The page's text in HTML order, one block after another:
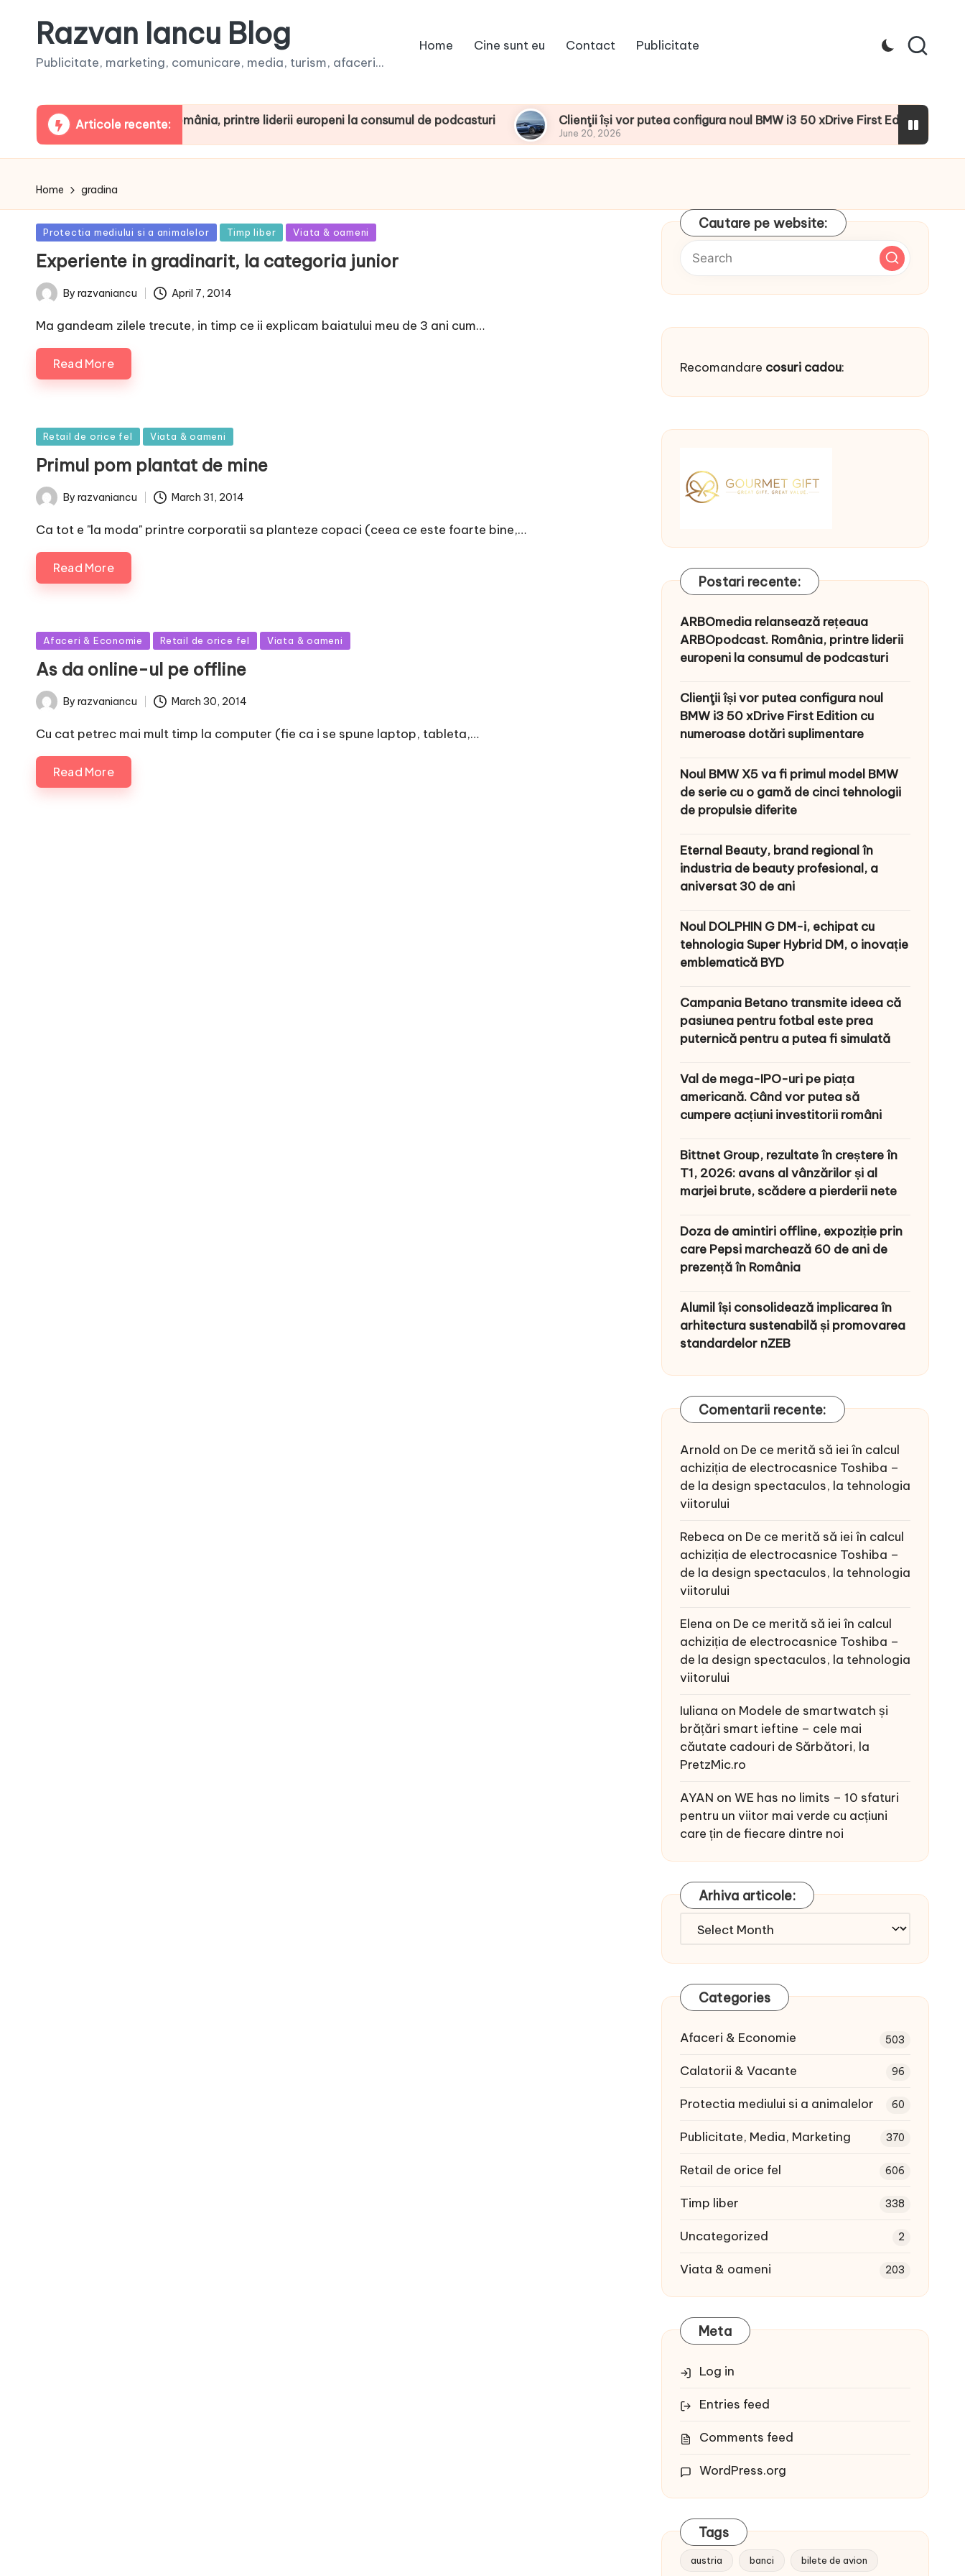
Razvan Iancu Blog
Publicitate, marketing, comunicare, media, turism, afaceri...
Home Cine sunt eu Contact Publicitate
Articole recente:
ARBOpodcast. România, printre liderii europeni la consumul de podcasturi Clienţii își vor putea configura noul BMW i3 50 xDrive First Edition cu numeroase
June 20, 2026
Home gradina
Posted
in
Protectia mediului si a animalelor Timp liber Viata & oameni
Experiente in gradinarit, la categoria junior
PostedBy razvaniancu April 7, 2014
Ma gandeam zilele trecute, in timp ce ii explicam baiatului meu de 3 ani cum…
Read More
Posted
in
Retail de orice fel Viata & oameni
Primul pom plantat de mine
PostedBy razvaniancu March 31, 2014
Ca tot e "la moda" printre corporatii sa planteze copaci (ceea ce este foarte bine,…
Read More
Posted
in
Afaceri & Economie Retail de orice fel Viata & oameni
As da online-ul pe offline
PostedBy razvaniancu March 30, 2014
Cu cat petrec mai mult timp la computer (fie ca i se spune laptop, tableta,…
Read More
Cautare pe website:
Recomandare cosuri cadou:
Postari recente:
ARBOmedia relansează rețeaua
ARBOpodcast. România, printre liderii
europeni la consumul de podcasturi
Clienţii își vor putea configura noul
BMW i3 50 xDrive First Edition cu
numeroase dotări suplimentare
Noul BMW X5 va fi primul model BMW
de serie cu o gamă de cinci tehnologii
de propulsie diferite
Eternal Beauty, brand regional în
industria de beauty profesional, a
aniversat 30 de ani
Noul DOLPHIN G DM-i, echipat cu
tehnologia Super Hybrid DM, o inovație
emblematică BYD
Campania Betano transmite ideea că
pasiunea pentru fotbal este prea
puternică pentru a putea fi simulată
Val de mega-IPO-uri pe piața
americană. Când vor putea să
cumpere acțiuni investitorii români
Bittnet Group, rezultate în creștere în
T1, 2026: avans al vânzărilor și al
marjei brute, scădere a pierderii nete
Doza de amintiri offline, expoziție prin
care Pepsi marchează 60 de ani de
prezență în România
Alumil își consolidează implicarea în
arhitectura sustenabilă și promovarea
standardelor nZEB
Comentarii recente:
Arnold on De ce merită să iei în calcul
achiziția de electrocasnice Toshiba –
de la design spectaculos, la tehnologia
viitorului
Rebeca on De ce merită să iei în calcul
achiziția de electrocasnice Toshiba –
de la design spectaculos, la tehnologia
viitorului
Elena on De ce merită să iei în calcul
achiziția de electrocasnice Toshiba –
de la design spectaculos, la tehnologia
viitorului
Iuliana on Modele de smartwatch și
brățări smart ieftine – cele mai
căutate cadouri de Sărbători, la
PretzMic.ro
AYAN on WE has no limits – 10 sfaturi
pentru un viitor mai verde cu acțiuni
care țin de fiecare dintre noi
Arhiva articole:
Arhiva
Categories
Afaceri & Economie 503
Calatorii & Vacante 96
Protectia mediului si a animalelor 60
Publicitate, Media, Marketing 370
Retail de orice fel 606
Timp liber 338
Uncategorized 2
Viata & oameni 203
Meta
Log in
Entries feed
Comments feed
WordPress.org
Tags
austria banci bilete de avion